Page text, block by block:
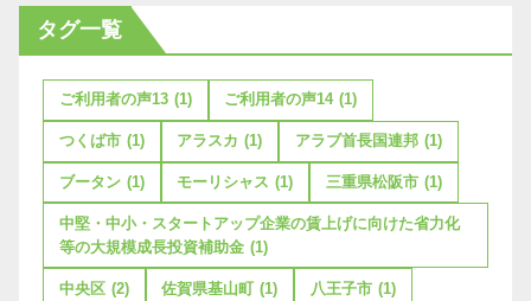
タグ一覧
ご利用者の声13 (1) ご利用者の声14 (1)
つくば市 (1) アラスカ (1) アラブ首長国連邦 (1)
ブータン (1) モーリシャス (1) 三重県松阪市 (1)
中堅・中小・スタートアップ企業の賃上げに向けた省力化
等の大規模成長投資補助金 (1)
中央区 (2) 佐賀県基山町 (1) 八王子市 (1)